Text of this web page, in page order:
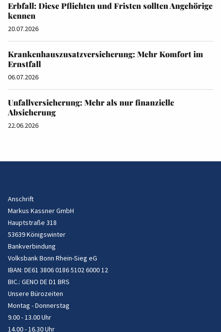
Erbfall: Diese Pflichten und Fristen sollten Angehörige
kennen
20.07.2026
Krankenhauszusatzversicherung: Mehr Komfort im
Ernstfall
06.07.2026
Unfallversicherung: Mehr als nur finanzielle
Absicherung
22.06.2026
Anschrift
Markus Kassner GmbH
Hauptstraße 318
53639 Königswinter
Bankverbindung
Volksbank Bonn Rhein-Sieg eG
IBAN: DE61 3806 0186 5102 6000 12
BIC.: GENO DE D1 BRS
Unsere Bürozeiten
Montag - Donnerstag
9.00 - 13.00 Uhr
14.00 - 16.30 Uhr